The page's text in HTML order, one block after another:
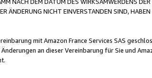
ÄNDERUNG NICHT EINVERSTANDEN SIND,
mit Amazon France Services SAS
an dieser Vereinbarung für Sie und